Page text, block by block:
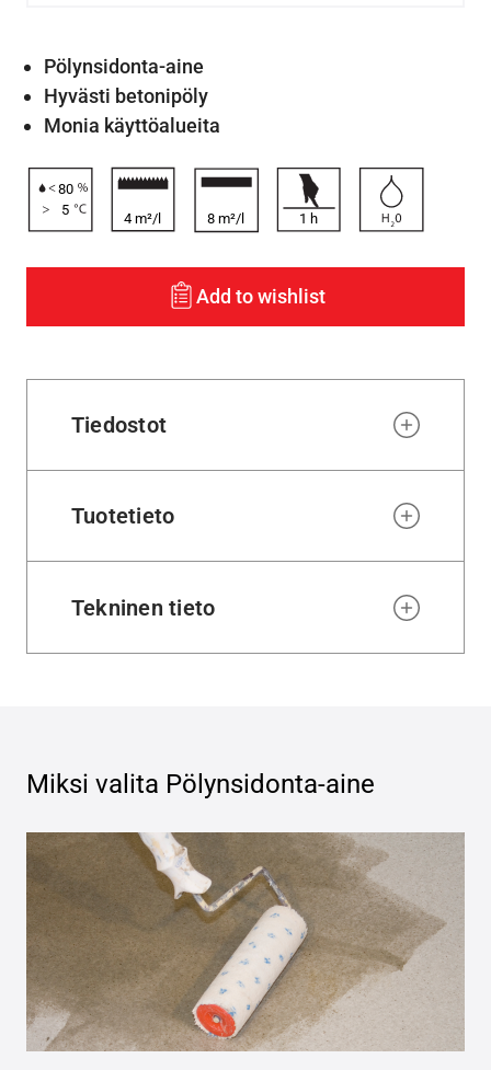
Pölynsidonta-aine
Hyvästi betonipöly
Monia käyttöalueita
80
5
4 m²/l 8 m²/l 1 h
Add to wishlist
Tiedostot
Tuotetieto
Tekninen tieto
Miksi valita Pölynsidonta-aine